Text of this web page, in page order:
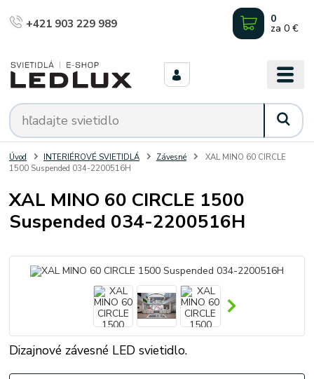
+421 903 229 989 0
za 0 €
Úvod INTERIÉROVÉ SVIETIDLÁ Závesné
XAL MINO 60 CIRCLE
1500 Suspended 034-2200516H
XAL MINO 60 CIRCLE 1500
Suspended 034-2200516H
Dizajnové závesné LED svietidlo.